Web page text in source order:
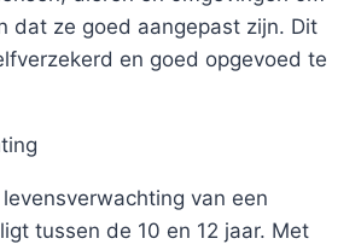
dat ze goed aangepast zijn. Dit
en goed opgevoed te
van een
tussen de 10 en 12 jaar. Met